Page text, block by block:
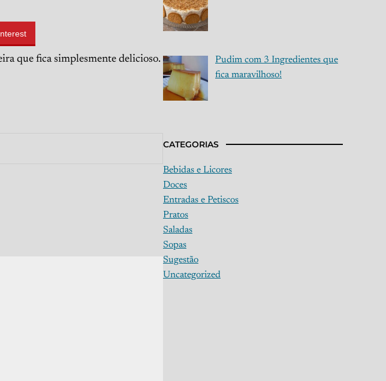
que fica simplesmente delicioso.
Pudim com 3 Ingredientes que
fica maravilhoso!
CATEGORIAS
Bebidas e Licores
Doces
Entradas e Petiscos
Pratos
Saladas
Sopas
Sugestão
Uncategorized